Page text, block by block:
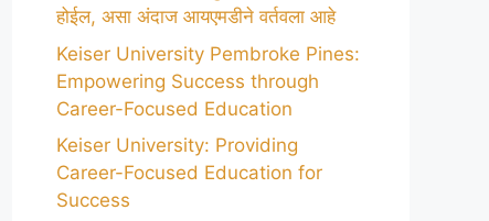
होईल, असा अंदाज आयएमडीने वर्तवला आहे
Keiser University Pembroke Pines:
Empowering Success through
Career-Focused Education
Keiser University: Providing
Career-Focused Education for
Success